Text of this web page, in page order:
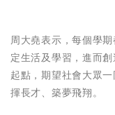
周大堯表示，每個學
定生活及學習，進而
起點，期望社會大眾
揮長才、築夢飛翔。